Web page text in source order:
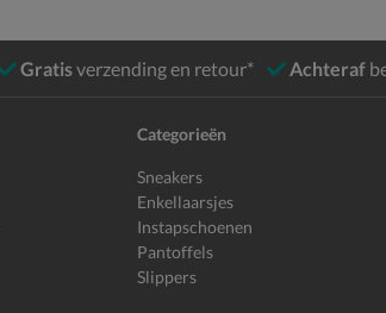
Gratisverzending en retour* Achteraf
Categorieën
Sneakers
Enkellaarsjes
Instapschoenen
Pantoffels
Slippers